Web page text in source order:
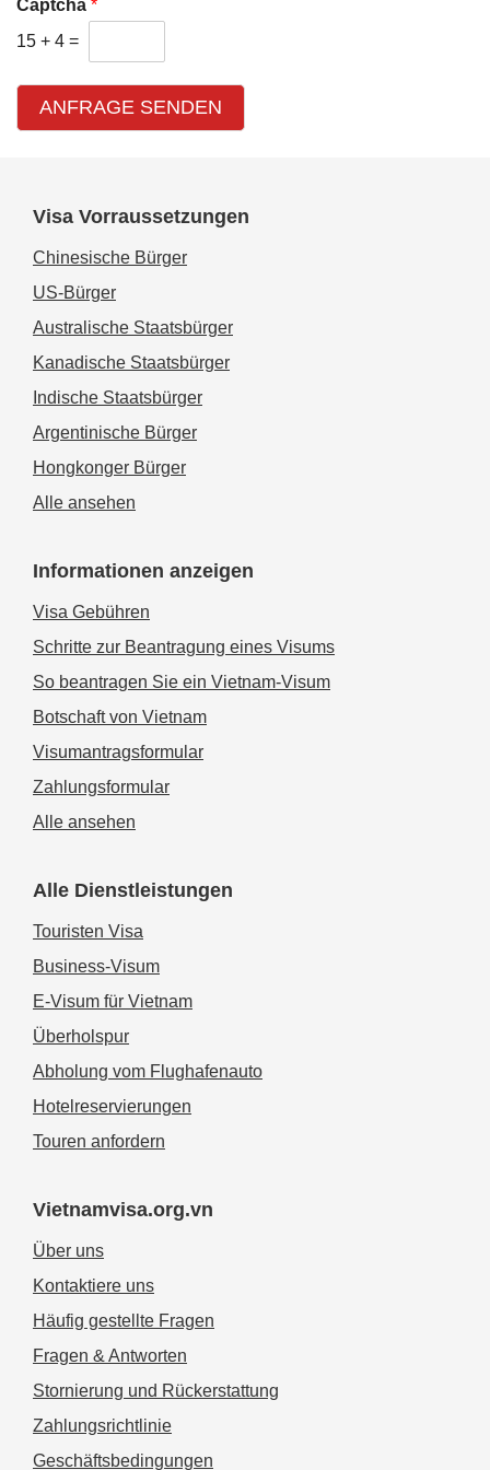
Captcha *
15 + 4 =
ANFRAGE SENDEN
Visa Vorraussetzungen
Chinesische Bürger
US-Bürger
Australische Staatsbürger
Kanadische Staatsbürger
Indische Staatsbürger
Argentinische Bürger
Hongkonger Bürger
Alle ansehen
Informationen anzeigen
Visa Gebühren
Schritte zur Beantragung eines Visums
So beantragen Sie ein Vietnam-Visum
Botschaft von Vietnam
Visumantragsformular
Zahlungsformular
Alle ansehen
Alle Dienstleistungen
Touristen Visa
Business-Visum
E-Visum für Vietnam
Überholspur
Abholung vom Flughafenauto
Hotelreservierungen
Touren anfordern
Vietnamvisa.org.vn
Über uns
Kontaktiere uns
Häufig gestellte Fragen
Fragen & Antworten
Stornierung und Rückerstattung
Zahlungsrichtlinie
Geschäftsbedingungen